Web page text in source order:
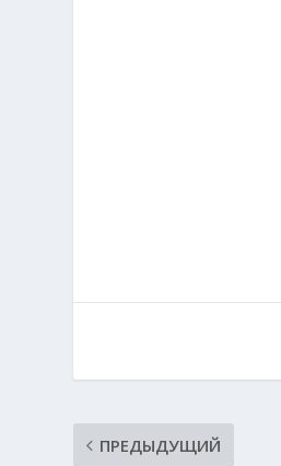
ПРЕДЫДУЩИЙ